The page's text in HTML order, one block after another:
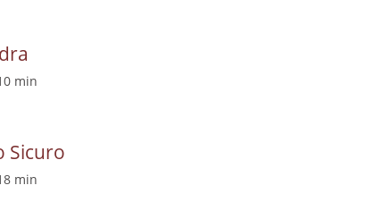
min
Sicuro
min